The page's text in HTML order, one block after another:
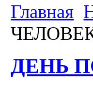
Главная
ДЕНЬ